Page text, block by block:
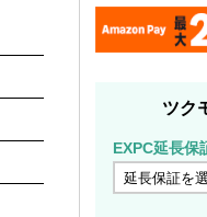
ツク
EXPC延長保